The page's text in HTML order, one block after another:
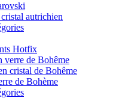
autrichien
Hotfix
verre de Bohême
cristal de Bohême
de Bohème